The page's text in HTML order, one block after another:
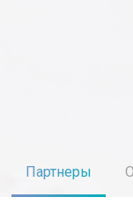
Партнеры